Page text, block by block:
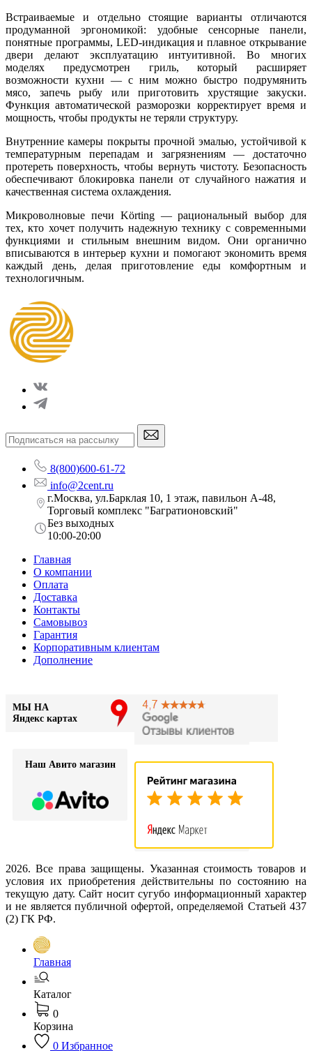
Встраиваемые и отдельно стоящие варианты отличаются
продуманной эргономикой: удобные сенсорные панели,
понятные программы, LED-индикация и плавное открывание
двери делают эксплуатацию интуитивной. Во многих
моделях предусмотрен гриль, который расширяет
возможности кухни — с ним можно быстро подрумянить
мясо, запечь рыбу или приготовить хрустящие закуски.
Функция автоматической разморозки корректирует время и
мощность, чтобы продукты не теряли структуру.
Внутренние камеры покрыты прочной эмалью, устойчивой к
температурным перепадам и загрязнениям — достаточно
протереть поверхность, чтобы вернуть чистоту. Безопасность
обеспечивают блокировка панели от случайного нажатия и
качественная система охлаждения.
Микроволновые печи Körting — рациональный выбор для
тех, кто хочет получить надежную технику с современными
функциями и стильным внешним видом. Они органично
вписываются в интерьер кухни и помогают экономить время
каждый день, делая приготовление еды комфортным и
технологичным.
8(800)600-61-72
info@2cent.ru
г.Москва, ул.Барклая 10, 1 этаж, павильон А-48,
Торговый комплекс "Багратионовский"
Без выходных
10:00-20:00
Главная
О компании
Оплата
Доставка
Контакты
Самовывоз
Гарантия
Корпоративным клиентам
Дополнение
МЫ НА
Яндекс картах
Наш Авито магазин
2026. Все права защищены. Указанная стоимость товаров и
условия их приобретения действительны по состоянию на
текущую дату. Сайт носит сугубо информационный характер
и не является публичной офертой, определяемой Статьей 437
(2) ГК РФ.
Главная
Каталог
0
Корзина
0 Избранное